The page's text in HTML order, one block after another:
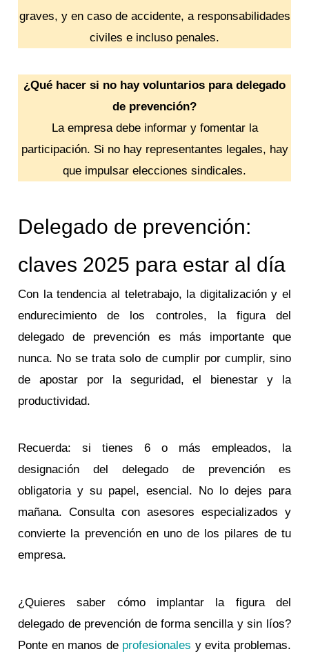
graves, y en caso de accidente, a responsabilidades
civiles e incluso penales.
¿Qué hacer si no hay voluntarios para delegado
de prevención?
La empresa debe informar y fomentar la
participación. Si no hay representantes legales, hay
que impulsar elecciones sindicales.
Delegado de prevención:
claves 2025 para estar al día
Con la tendencia al teletrabajo, la digitalización y el
endurecimiento de los controles, la figura del
delegado de prevención es más importante que
nunca. No se trata solo de cumplir por cumplir, sino
de apostar por la seguridad, el bienestar y la
productividad.
Recuerda: si tienes 6 o más empleados, la
designación del delegado de prevención es
obligatoria y su papel, esencial. No lo dejes para
mañana. Consulta con asesores especializados y
convierte la prevención en uno de los pilares de tu
empresa.
¿Quieres saber cómo implantar la figura del
delegado de prevención de forma sencilla y sin líos?
Ponte en manos de profesionales y evita problemas.